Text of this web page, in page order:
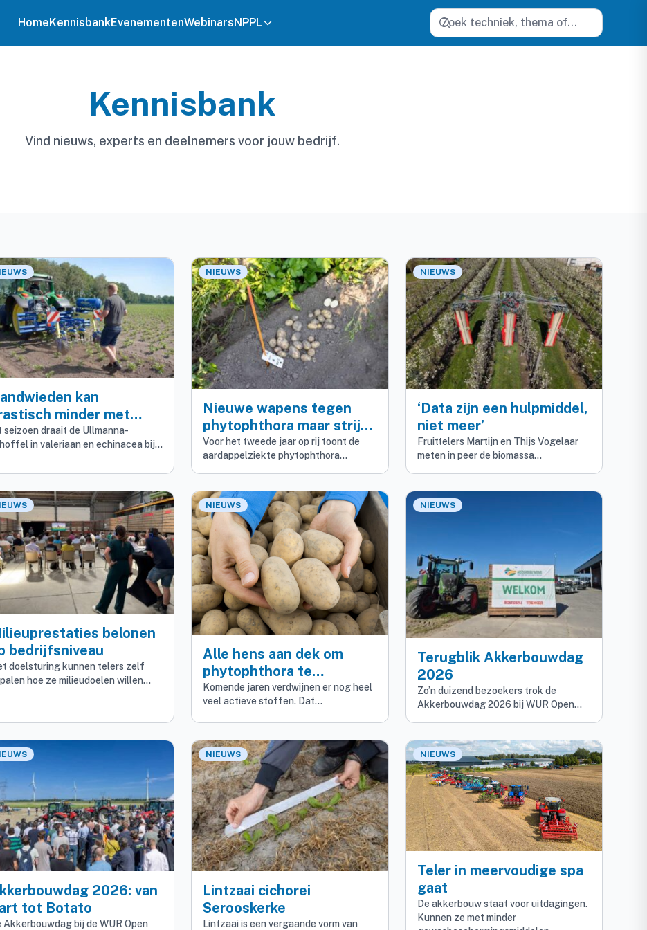
HomeKennisbankEvenementenWebinarsNPPL Zoeken
Kennisbank
Vind nieuws, experts en deelnemers voor jouw bedrijf.
kan
minder met
seizoen draait de Ullmanna-
in valeriaan en echinacea bij…
NIEUWS
Nieuwe wapens tegen
phytophthora maar strijd
nog lang niet gestreden
Voor het tweede jaar op rij toont de
aardappelziekte phytophthora…
NIEUWS
‘Data zijn een hulpmiddel,
niet meer’
Fruittelers Martijn en Thijs Vogelaar
meten in peer de biomassa…
belonen
bedrijfsniveau
doelsturing kunnen telers zelf
hoe ze milieudoelen willen…
NIEUWS
Alle hens aan dek om
phytophthora te
beheersen
Komende jaren verdwijnen er nog heel
veel actieve stoffen. Dat…
NIEUWS
Terugblik Akkerbouwdag
2026
Zo’n duizend bezoekers trok de
Akkerbouwdag 2026 bij WUR Open…
2026: van
tot Botato
Akkerbouwdag bij de WUR Open
NIEUWS
Lintzaai cichorei
Serooskerke
Lintzaai is een vergaande vorm van
NIEUWS
Teler in meervoudige spa
gaat
De akkerbouw staat voor uitdagingen.
Kunnen ze met minder